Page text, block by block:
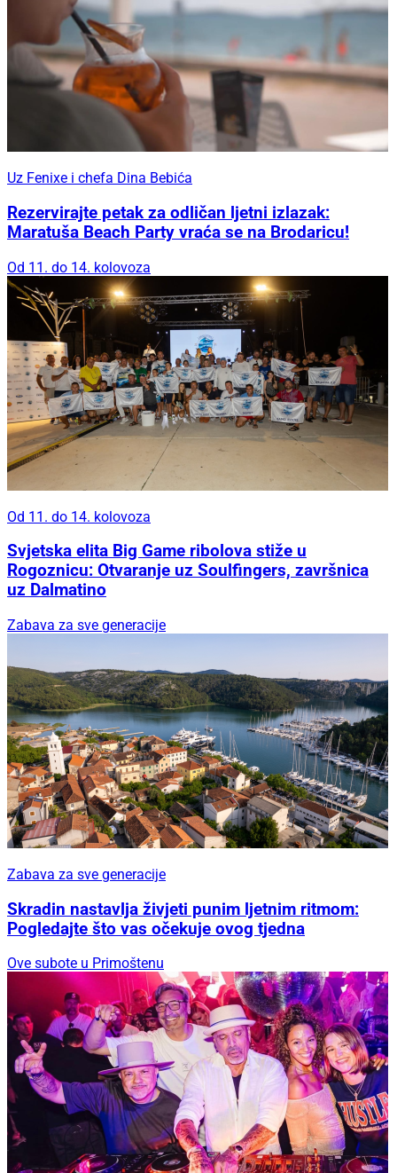
Uz Fenixe i chefa Dina Bebića
Rezervirajte petak za odličan ljetni izlazak:
Maratuša Beach Party vraća se na Brodaricu!
Od 11. do 14. kolovoza
Od 11. do 14. kolovoza
Svjetska elita Big Game ribolova stiže u
Rogoznicu: Otvaranje uz Soulfingers, završnica
uz Dalmatino
Zabava za sve generacije
Zabava za sve generacije
Skradin nastavlja živjeti punim ljetnim ritmom:
Pogledajte što vas očekuje ovog tjedna
Ove subote u Primoštenu